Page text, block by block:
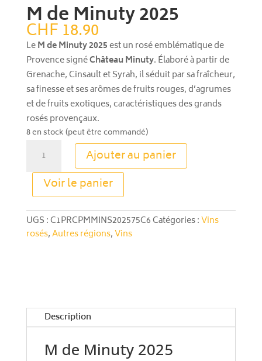
M de Minuty 2025
CHF18.90
LeM de Minuty 2025est un rosé emblématique de
Provence signéChâteau Minuty. Élaboré à partir de
Grenache, Cinsault et Syrah, il séduit par sa fraîcheur,
sa finesse et ses arômes de fruits rouges, d’agrumes
et de fruits exotiques, caractéristiques des grands
rosés provençaux.
8 en stock (peut être commandé)
M
Minuty
2025
Ajouter au panier
Voir le panier
A
l
e
r
e
:
UGS :C1PRCPMMINS202575C6Catégories :Vins
rosés,Autres régions,Vins
Description
M de Minuty 2025